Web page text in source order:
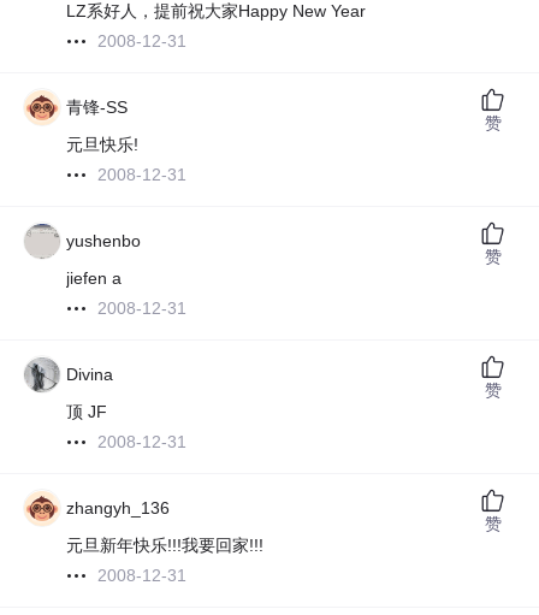
LZ系好人，提前祝大家Happy New Year
2008-12-31
青锋-SS
元旦快乐!
2008-12-31
赞
yushenbo
jiefen a
2008-12-31
赞
Divina
顶 JF
2008-12-31
赞
zhangyh_136
元旦新年快乐!!!我要回家!!!
2008-12-31
赞